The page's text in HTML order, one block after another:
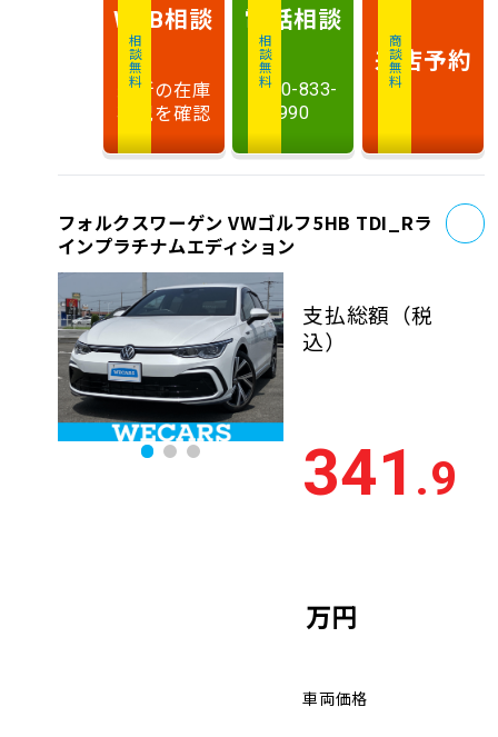
相談無料
WEB相談
最新の在庫
状況を確認
相談無料
電話相談
0120-833-
990
商談無料
来店予約
フォルクスワーゲン VWゴルフ5HB TDI_Rラ
インプラチナムエディション
支払総額 （税
込）
341 .9
万円
車両価格